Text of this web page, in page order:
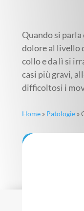
Quando si parla
dolore al livello
collo e da lì si
casi più gravi,
difficoltosi i
Home» Patologie»